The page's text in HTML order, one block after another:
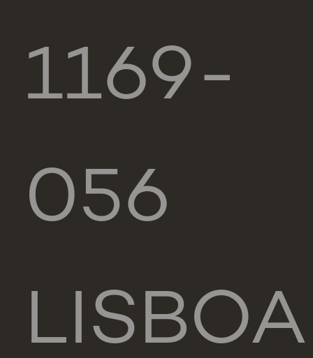
1169-
056
LISBOA